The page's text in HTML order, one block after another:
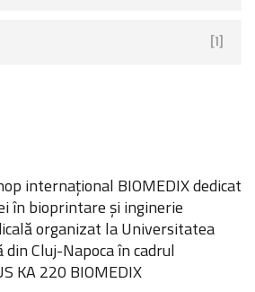
[1]
internațional BIOMEDIX dedicat
în bioprintare și inginerie
organizat la Universitatea
din Cluj-Napoca în cadrul
KA 220 BIOMEDIX